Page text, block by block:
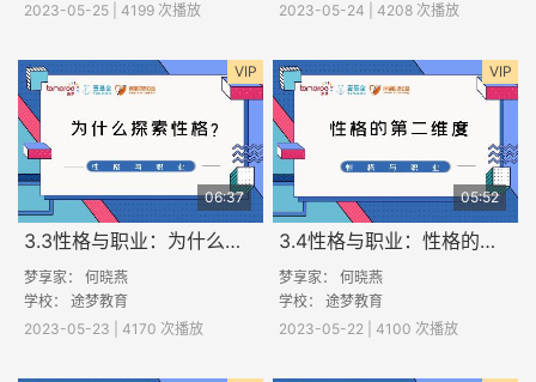
2023-05-25 | 4199 次播放
2023-05-24 | 4208 次播放
VIP
06:37
3.3性格与职业：为什么探索性格？
梦享家： 何晓燕
学校： 途梦教育
2023-05-23 | 4170 次播放
VIP
05:52
3.4性格与职业：性格的第二维度
梦享家： 何晓燕
学校： 途梦教育
2023-05-22 | 4100 次播放